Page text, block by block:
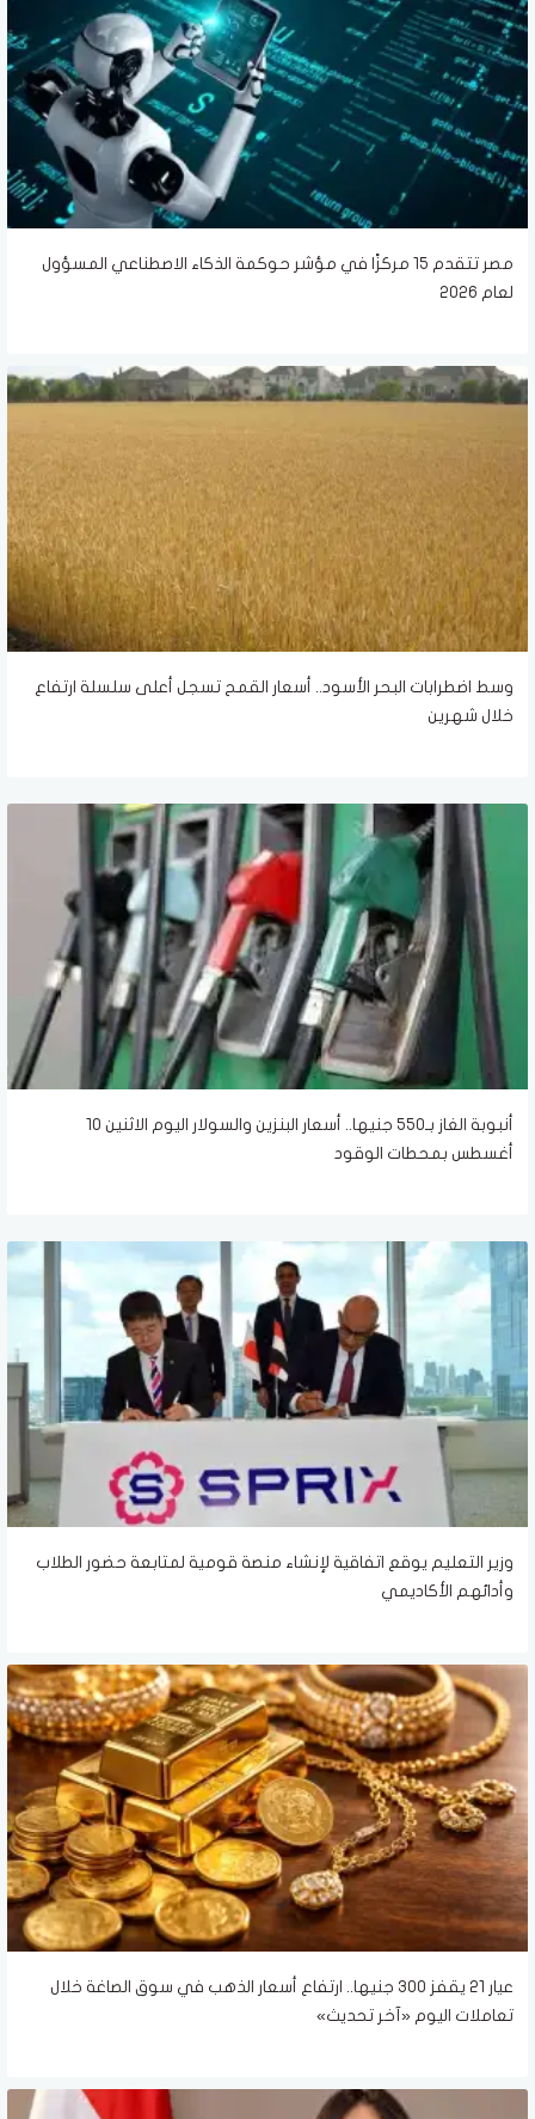
مصر تتقدم 15 مركزًا في مؤشر حوكمة الذكاء الاصطناعي المسؤول
لعام 2026
وسط اضطرابات البحر الأسود.. أسعار القمح تسجل أعلى سلسلة ارتفاع
خلال شهرين
أنبوبة الغاز بـ550 جنيها.. أسعار البنزين والسولار اليوم الاثنين 10
أغسطس بمحطات الوقود
وزير التعليم يوقع اتفاقية لإنشاء منصة قومية لمتابعة حضور الطلاب
وأدائهم الأكاديمي
عيار 21 يقفز 300 جنيها.. ارتفاع أسعار الذهب في سوق الصاغة خلال
تعاملات اليوم «آخر تحديث»